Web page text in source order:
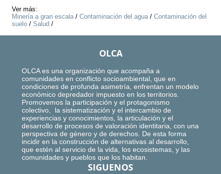
Ver más:
Minería a gran escala/ Contaminación del agua/ Contaminación del
suelo / Salud /
OLCA
OLCA es una organización que acompaña a
comunidades en conflicto socioambiental, que en
condiciones de profunda asimetría, enfrentan un modelo
económico depredador impuesto en los territorios.
Promovemos la participación y el protagonismo
colectivo, la sistematización y el intercambio de
experiencias y conocimientos, la articulación y el
desarrollo de procesos de valoración identitaria, con una
perspectiva de género y de derechos. De esta forma
incidir en la construcción de alternativas al desarrollo,
que estén al servicio de la vida, los ecosistemas, y las
comunidades y pueblos que los habitan.
SIGUENOS